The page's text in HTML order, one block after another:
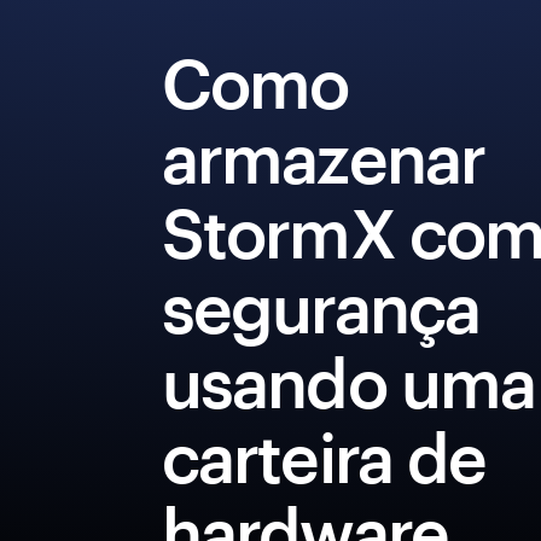
Como
armazenar
StormX
segurança
usando uma
carteira de